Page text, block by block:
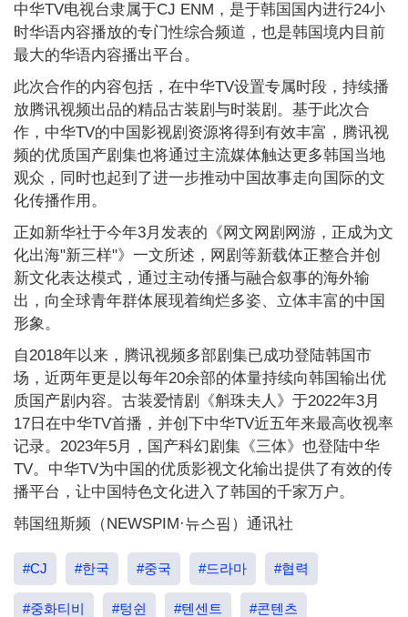
中华TV电视台隶属于CJ ENM，是于韩国国内进行24小
时华语内容播放的专门性综合频道，也是韩国境内目前
最大的华语内容播出平台。
此次合作的内容包括，在中华TV设置专属时段，持续播
放腾讯视频出品的精品古装剧与时装剧。基于此次合
作，中华TV的中国影视剧资源将得到有效丰富，腾讯视
频的优质国产剧集也将通过主流媒体触达更多韩国当地
观众，同时也起到了进一步推动中国故事走向国际的文
化传播作用。
正如新华社于今年3月发表的《网文网剧网游，正成为文
化出海"新三样"》一文所述，网剧等新载体正整合并创
新文化表达模式，通过主动传播与融合叙事的海外输
出，向全球青年群体展现着绚烂多姿、立体丰富的中国
形象。
自2018年以来，腾讯视频多部剧集已成功登陆韩国市
场，近两年更是以每年20余部的体量持续向韩国输出优
质国产剧内容。古装爱情剧《斛珠夫人》于2022年3月
17日在中华TV首播，并创下中华TV近五年来最高收视率
记录。2023年5月，国产科幻剧集《三体》也登陆中华
TV。中华TV为中国的优质影视文化输出提供了有效的传
播平台，让中国特色文化进入了韩国的千家万户。
韩国纽斯频（NEWSPIM·뉴스핌）通讯社
#CJ #한국 #중국 #드라마 #협력
#중화티비 #텅쉰 #텐센트 #콘텐츠